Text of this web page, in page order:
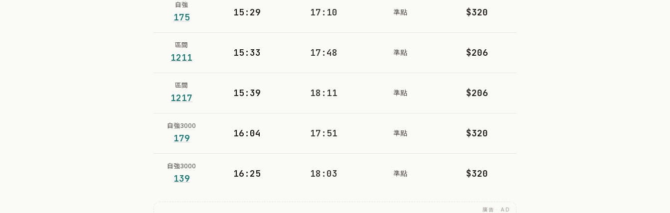
自強
175 15:29 17:10 準點 $320
區間
1211 15:33 17:48 準點 $206
區間
1217 15:39 18:11 準點 $206
自強3000
179 16:04 17:51 準點 $320
自強3000
139 16:25 18:03 準點 $320
廣告 · AD